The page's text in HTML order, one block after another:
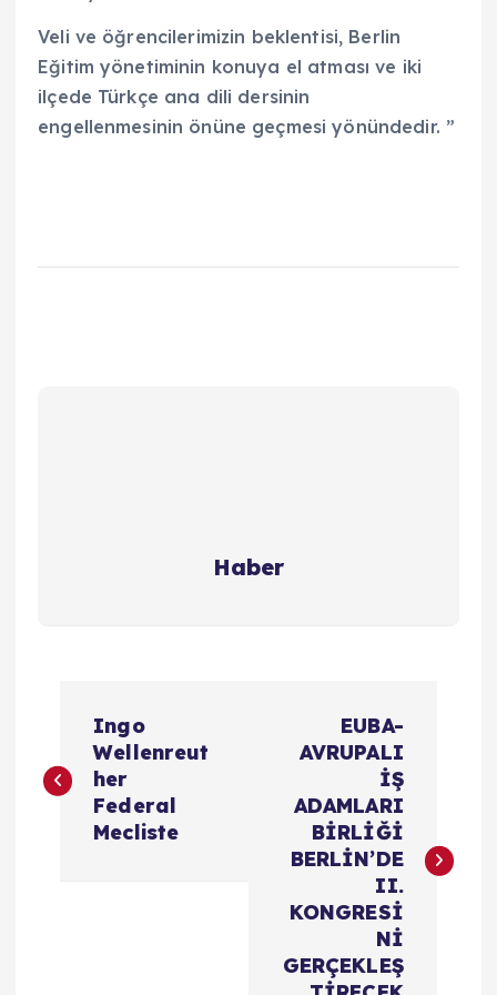
Veli ve öğrencilerimizin beklentisi, Berlin
Eğitim yönetiminin konuya el atması ve iki
ilçede Türkçe ana dili dersinin
engellenmesinin önüne geçmesi yönündedir. ”
Haber
a
z
Ingo
Wellenreut
her
Federal
Mecliste
EUBA-
AVRUPALI
İŞ
ADAMLARI
BİRLİĞİ
BERLİN’DE
II.
KONGRESİ
Nİ
GERÇEKLEŞ